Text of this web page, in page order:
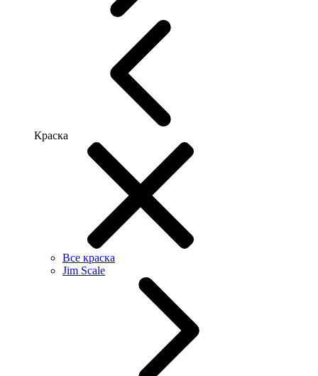
Краска
Все краска
Jim Scale